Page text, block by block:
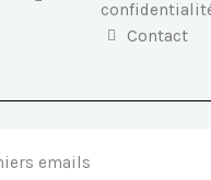
Contact
emails